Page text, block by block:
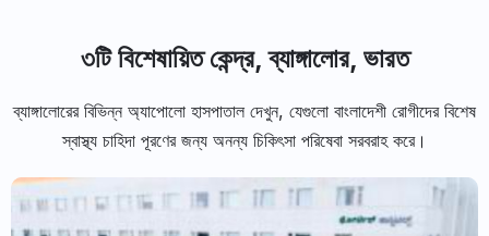
৩টি বিশেষায়িত কেন্দ্র, ব্যাঙ্গালোর, ভারত
ব্যাঙ্গালোরের বিভিন্ন অ্যাপোলো হাসপাতাল দেখুন, যেগুলো বাংলাদেশী রোগীদের বিশেষ
স্বাস্থ্য চাহিদা পূরণের জন্য অনন্য চিকিৎসা পরিষেবা সরবরাহ করে।